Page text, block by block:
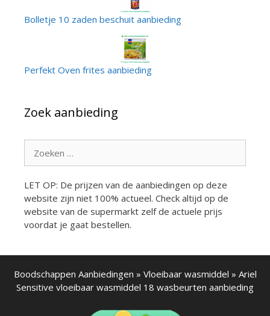
Bolletje 10 zaden beschuit aanbieding
Perfekt Oven frites aanbieding
Zoek aanbieding
naar:
LET OP: De prijzen van de aanbiedingen op deze
website zijn niet 100% actueel. Check altijd op de
website van de supermarkt zelf de actuele prijs
voordat je gaat bestellen.
Boodschappen Aanbiedingen » Vloeibaar wasmiddel » Ariel
Sensitive vloeibaar wasmiddel 18 wasbeurten aanbieding